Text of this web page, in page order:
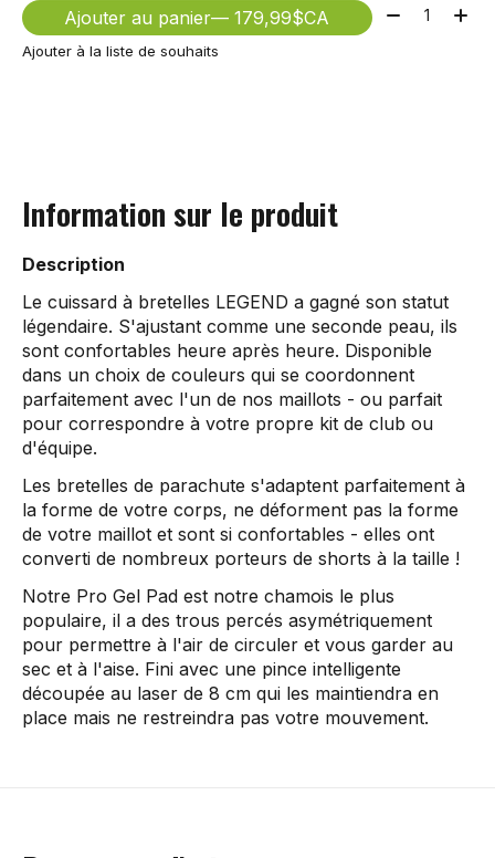
Ajouter au panier — 179,99$CA Quantité:
Ajouter à la liste de souhaits
Information sur le produit
Description
Le cuissard à bretelles LEGEND a gagné son statut
légendaire. S'ajustant comme une seconde peau, ils
sont confortables heure après heure. Disponible
dans un choix de couleurs qui se coordonnent
parfaitement avec l'un de nos maillots - ou parfait
pour correspondre à votre propre kit de club ou
d'équipe.
Les bretelles de parachute s'adaptent parfaitement à
la forme de votre corps, ne déforment pas la forme
de votre maillot et sont si confortables - elles ont
converti de nombreux porteurs de shorts à la taille !
Notre Pro Gel Pad est notre chamois le plus
populaire, il a des trous percés asymétriquement
pour permettre à l'air de circuler et vous garder au
sec et à l'aise. Fini avec une pince intelligente
découpée au laser de 8 cm qui les maintiendra en
place mais ne restreindra pas votre mouvement.